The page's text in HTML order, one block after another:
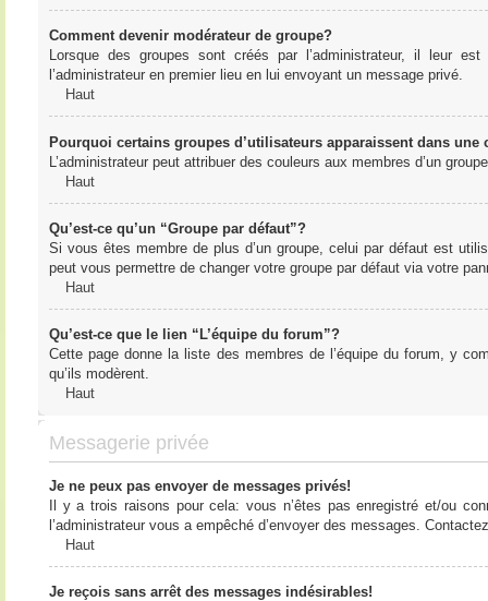
Comment devenir modérateur de groupe?
Lorsque des groupes sont créés par l’administrateur, il leur
l’administrateur en premier lieu en lui envoyant un message privé.
Haut
Pourquoi certains groupes d’utilisateurs apparaissent dans une
L’administrateur peut attribuer des couleurs aux membres d’un
Haut
Qu’est-ce qu’un “Groupe par défaut”?
Si vous êtes membre de plus d’un groupe, celui par défaut est
peut vous permettre de changer votre groupe par défaut via votre
Haut
Qu’est-ce que le lien “L’équipe du forum”?
Cette page donne la liste des membres de l’équipe du forum, y
qu’ils modèrent.
Haut
Messagerie privée
Je ne peux pas envoyer de messages privés!
Il y a trois raisons pour cela: vous n’êtes pas enregistré et/ou
l’administrateur vous a empêché d’envoyer des messages.
Haut
Je reçois sans arrêt des messages indésirables!